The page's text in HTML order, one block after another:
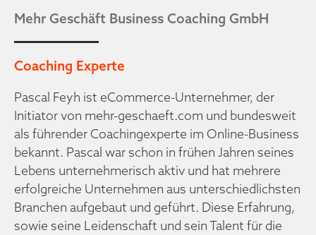
Mehr Geschäft Business Coaching GmbH
Coaching Experte
Pascal Feyh ist eCommerce-Unternehmer, der
Initiator von mehr-geschaeft.com und bundesweit
als führender Coachingexperte im Online-Business
bekannt. Pascal war schon in frühen Jahren seines
Lebens unternehmerisch aktiv und hat mehrere
erfolgreiche Unternehmen aus unterschiedlichsten
Branchen aufgebaut und geführt. Diese Erfahrung,
sowie seine Leidenschaft und sein Talent für die